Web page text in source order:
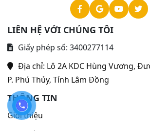
LIÊN HỆ VỚI CHÚNG TÔI
Giấy phép số: 3400277114
Địa chỉ: Lô 2A KDC Hùng Vương,
P. Phú Thủy, Tỉnh Lâm Đồng
THÔNG TIN
Giới thiệu